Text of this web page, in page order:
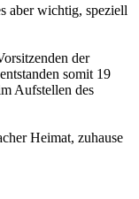
aber wichtig, speziell
der
somit 19
Aufstellen des
Heimat, zuhause